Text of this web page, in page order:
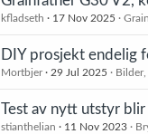
kfladseth 17 Nov 2025
DIY prosjekt endelig
Mortbjer 29 Jul 2025
Test av nytt utstyr
stianthelian 11 Nov 2023